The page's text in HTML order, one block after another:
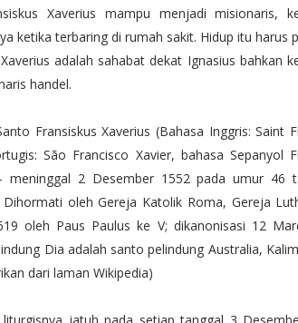
Xaverius mampu menjadi
ketika terbaring di rumah sakit. Hidup itu harus
adalah sahabat dekat Ignasius
handel.
Fransiskus Xaverius (Bahasa Inggris: Saint
São Francisco Xavier, bahasa
meninggal 2 Desember 1552 pada umur 46
Dihormati oleh Gereja Katolik Roma, Gereja
oleh Paus Paulus ke V; dikanonisasi 12
Dia adalah santo pelindung Australia,
dari laman Wikipedia)